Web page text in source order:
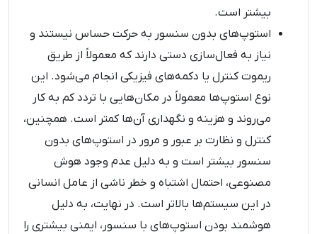
بیشتر است.
استوپ‌های بدون سنسور به حرکت حساس نیستند و
نیاز به فعال‌سازی دستی دارند که معمولاً از طریق
ریموت کنترل یا دکمه‌های فیزیکی انجام می‌شود. این
نوع استوپ‌ها معمولاً در مکان‌هایی با تردد کم به کار
می‌روند و هزینه و نگهداری آن‌ها کمتر است. همچنین،
کنترل و نظارت بر عبور و مرور در استوپ‌های بدون
سنسور بیشتر است و به دلیل عدم وجود هوش
مصنوعی، احتمال اشتباه و خطر ناشی از عامل انسانی
در این سیستم‌ها بالاتر است. در نهایت، به دلیل
هوشمند بودن استوپ‌های با سنسور، ایمنی بیشتری را